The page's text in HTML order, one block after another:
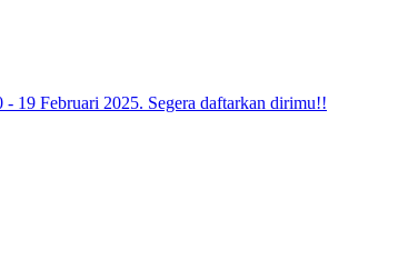
19 Februari 2025. Segera daftarkan dirimu!!